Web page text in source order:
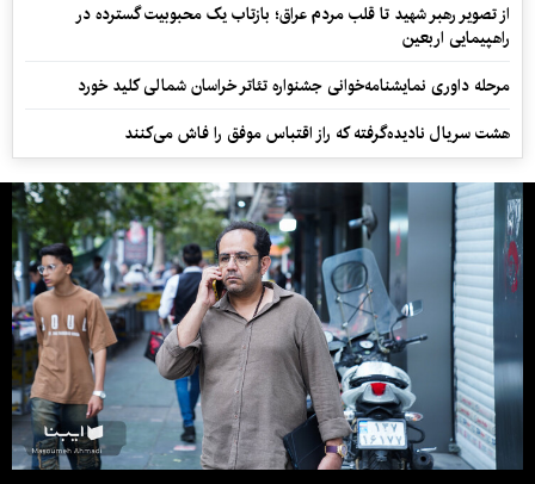
از تصویر رهبر شهید تا قلب مردم عراق؛ بازتاب یک محبوبیت گسترده در
راهپیمایی اربعین
مرحله داوری نمایشنامه‌خوانی جشنواره تئاتر خراسان شمالی کلید خورد
هشت سریال نادیده‌گرفته که راز اقتباس موفق را فاش می‌کنند